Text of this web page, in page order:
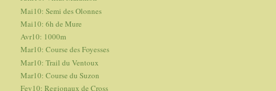
Mai10: Semi des Olonnes
Mai10: 6h de Mure
Avr10: 1000m
Mar10: Course des Foyesses
Mar10: Trail du Ventoux
Mar10: Course du Suzon
Fev10: Regionaux de Cross